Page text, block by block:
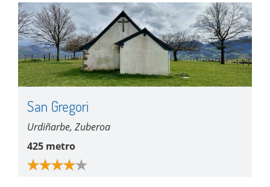
San Gregori
Urdiñarbe, Zuberoa
425 metro